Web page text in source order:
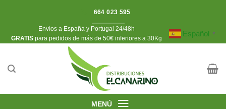
664 023 595
Envíos a España y Portugal 24/48h
​GRATIS para pedidos de más de 50€ inferiores a 30Kg
Español ▼
MENÚ